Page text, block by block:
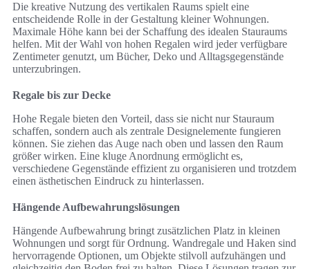
Die kreative Nutzung des vertikalen Raums spielt eine
entscheidende Rolle in der Gestaltung kleiner Wohnungen.
Maximale Höhe kann bei der Schaffung des idealen Stauraums
helfen. Mit der Wahl von hohen Regalen wird jeder verfügbare
Zentimeter genutzt, um Bücher, Deko und Alltagsgegenstände
unterzubringen.
Regale bis zur Decke
Hohe Regale bieten den Vorteil, dass sie nicht nur Stauraum
schaffen, sondern auch als zentrale Designelemente fungieren
können. Sie ziehen das Auge nach oben und lassen den Raum
größer wirken. Eine kluge Anordnung ermöglicht es,
verschiedene Gegenstände effizient zu organisieren und trotzdem
einen ästhetischen Eindruck zu hinterlassen.
Hängende Aufbewahrungslösungen
Hängende Aufbewahrung bringt zusätzlichen Platz in kleinen
Wohnungen und sorgt für Ordnung. Wandregale und Haken sind
hervorragende Optionen, um Objekte stilvoll aufzuhängen und